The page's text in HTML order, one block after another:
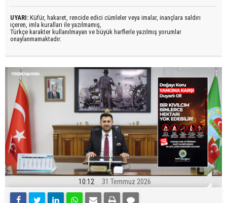
UYARI: Küfür, hakaret, rencide edici cümleler veya imalar, inançlara saldırı
içeren, imla kuralları ile yazılmamış,
Türkçe karakter kullanılmayan ve büyük harflerle yazılmış yorumlar
onaylanmamaktadır.
10:12 31 Temmuz 2026